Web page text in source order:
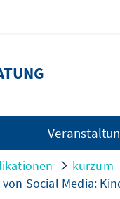
kurzum
Social Media: